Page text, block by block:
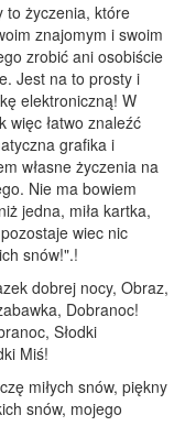
to życzenia, które
znajomym i swoim
zrobić ani osobiście
Jest na to prosty i
elektroniczną! W
więc łatwo znaleźć
grafika i
własne życzenia na
Nie ma bowiem
jedna, miła kartka,
wiec nic
snów!".!
dobrej nocy, Obraz,
Dobranoc!
Słodki
Miś!
miłych snów, piękny
snów, mojego